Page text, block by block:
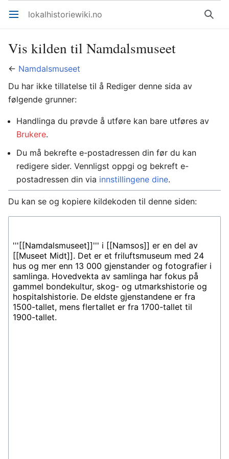
Åpne hovedmenyen lokalhistoriewiki.no Søk
Vis kilden til Namdalsmuseet
← Namdalsmuseet
Du har ikke tillatelse til å Rediger denne sida av
følgende grunner:
Handlinga du prøvde å utføre kan bare utføres av
Brukere.
Du må bekrefte e-postadressen din før du kan
redigere sider. Vennligst oppgi og bekreft e-
postadressen din via innstillingene dine.
Du kan se og kopiere kildekoden til denne siden: